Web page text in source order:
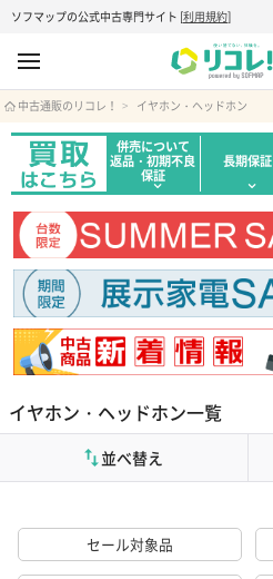
ソフマップの公式中古専門サイト [利用規約]
中古通販のリコレ！ イヤホン・ヘッドホン
併売について
返品・初期不良
保証
長期保証
イヤホン・ヘッドホン一覧
並べ替え
セール対象品